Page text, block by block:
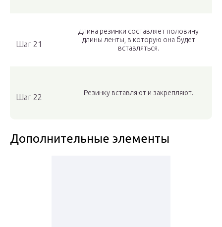
Шаг 21
Длина резинки составляет половину
длины ленты, в которую она будет
вставляться.
Шаг 22 Резинку вставляют и закрепляют.
Дополнительные элементы